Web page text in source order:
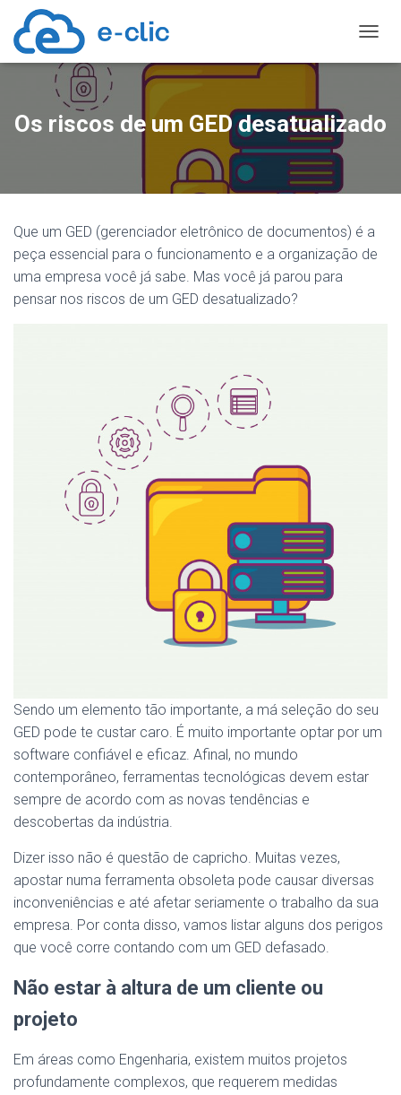
Os riscos de um GED desatualizado
Que um GED (gerenciador eletrônico de documentos) é a
peça essencial para o funcionamento e a organização de
uma empresa você já sabe. Mas você já parou para
pensar nos riscos de um GED desatualizado?
Sendo um elemento tão importante, a má seleção do seu
GED pode te custar caro. É muito importante optar por um
software confiável e eficaz. Afinal, no mundo
contemporâneo, ferramentas tecnológicas devem estar
sempre de acordo com as novas tendências e
descobertas da indústria.
Dizer isso não é questão de capricho. Muitas vezes,
apostar numa ferramenta obsoleta pode causar diversas
inconveniências e até afetar seriamente o trabalho da sua
empresa. Por conta disso, vamos listar alguns dos perigos
que você corre contando com um GED defasado.
Não estar à altura de um cliente ou
projeto
Em áreas como Engenharia, existem muitos projetos
profundamente complexos, que requerem medidas